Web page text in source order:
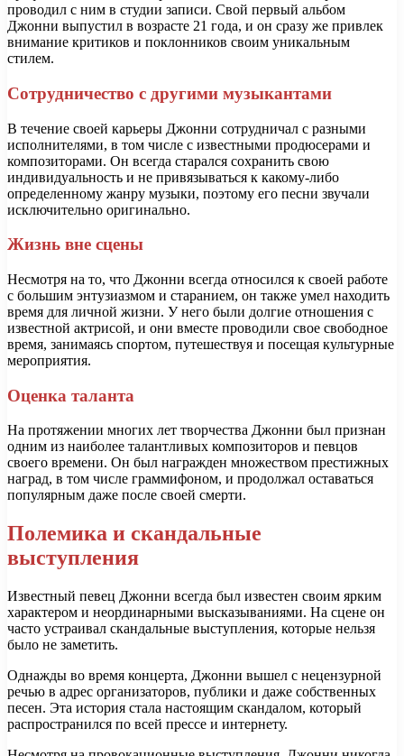
проводил с ним в студии записи. Свой первый альбом
Джонни выпустил в возрасте 21 года, и он сразу же привлек
внимание критиков и поклонников своим уникальным
стилем.
Сотрудничество с другими музыкантами
В течение своей карьеры Джонни сотрудничал с разными
исполнителями, в том числе с известными продюсерами и
композиторами. Он всегда старался сохранить свою
индивидуальность и не привязываться к какому-либо
определенному жанру музыки, поэтому его песни звучали
исключительно оригинально.
Жизнь вне сцены
Несмотря на то, что Джонни всегда относился к своей работе
с большим энтузиазмом и старанием, он также умел находить
время для личной жизни. У него были долгие отношения с
известной актрисой, и они вместе проводили свое свободное
время, занимаясь спортом, путешествуя и посещая культурные
мероприятия.
Оценка таланта
На протяжении многих лет творчества Джонни был признан
одним из наиболее талантливых композиторов и певцов
своего времени. Он был награжден множеством престижных
наград, в том числе граммифоном, и продолжал оставаться
популярным даже после своей смерти.
Полемика и скандальные
выступления
Известный певец Джонни всегда был известен своим ярким
характером и неординарными высказываниями. На сцене он
часто устраивал скандальные выступления, которые нельзя
было не заметить.
Однажды во время концерта, Джонни вышел с нецензурной
речью в адрес организаторов, публики и даже собственных
песен. Эта история стала настоящим скандалом, который
распространился по всей прессе и интернету.